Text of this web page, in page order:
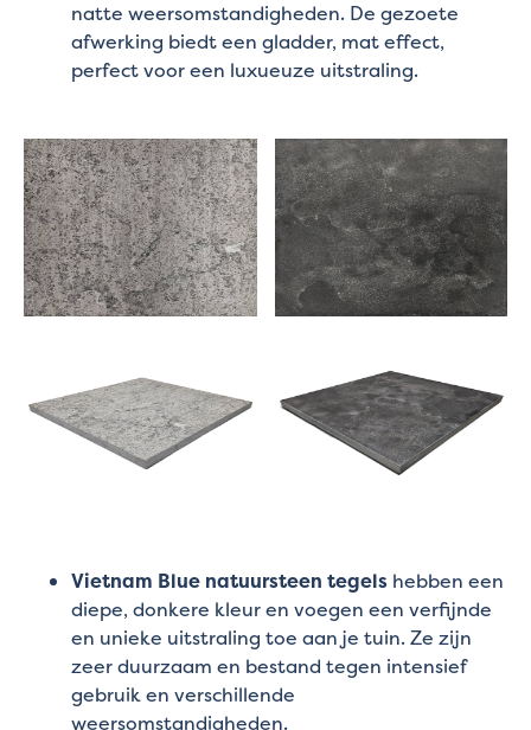
natte weersomstandigheden. De gezoete
afwerking biedt een gladder, mat effect,
perfect voor een luxueuze uitstraling.
Vietnam Blue natuursteen tegels hebben een
diepe, donkere kleur en voegen een verfijnde
en unieke uitstraling toe aan je tuin. Ze zijn
zeer duurzaam en bestand tegen intensief
gebruik en verschillende
weersomstandigheden.